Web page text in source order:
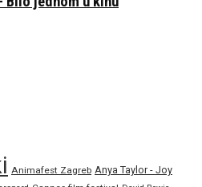
Animafest Zagreb Anya Taylor - Joy